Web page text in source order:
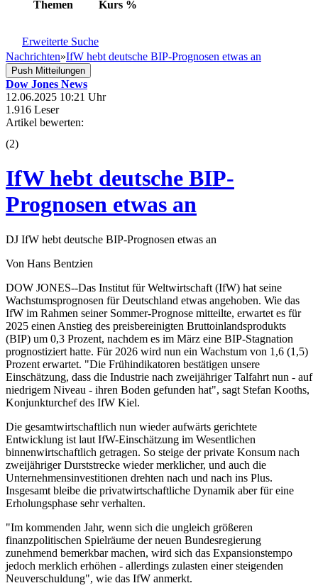
Themen Kurs %
Erweiterte Suche
Nachrichten»IfW hebt deutsche BIP-Prognosen etwas an
Push Mitteilungen
Dow Jones News
12.06.2025 10:21 Uhr
1.916 Leser
Artikel bewerten:
(2)
IfW hebt deutsche BIP-
Prognosen etwas an
DJ IfW hebt deutsche BIP-Prognosen etwas an
Von Hans Bentzien
DOW JONES--Das Institut für Weltwirtschaft (IfW) hat seine
Wachstumsprognosen für Deutschland etwas angehoben. Wie das
IfW im Rahmen seiner Sommer-Prognose mitteilte, erwartet es für
2025 einen Anstieg des preisbereinigten Bruttoinlandsprodukts
(BIP) um 0,3 Prozent, nachdem es im März eine BIP-Stagnation
prognostiziert hatte. Für 2026 wird nun ein Wachstum von 1,6 (1,5)
Prozent erwartet. "Die Frühindikatoren bestätigen unsere
Einschätzung, dass die Industrie nach zweijähriger Talfahrt nun - auf
niedrigem Niveau - ihren Boden gefunden hat", sagt Stefan Kooths,
Konjunkturchef des IfW Kiel.
Die gesamtwirtschaftlich nun wieder aufwärts gerichtete
Entwicklung ist laut IfW-Einschätzung im Wesentlichen
binnenwirtschaftlich getragen. So steige der private Konsum nach
zweijähriger Durststrecke wieder merklicher, und auch die
Unternehmensinvestitionen drehten nach und nach ins Plus.
Insgesamt bleibe die privatwirtschaftliche Dynamik aber für eine
Erholungsphase sehr verhalten.
"Im kommenden Jahr, wenn sich die ungleich größeren
finanzpolitischen Spielräume der neuen Bundesregierung
zunehmend bemerkbar machen, wird sich das Expansionstempo
jedoch merklich erhöhen - allerdings zulasten einer steigenden
Neuverschuldung", wie das IfW anmerkt.